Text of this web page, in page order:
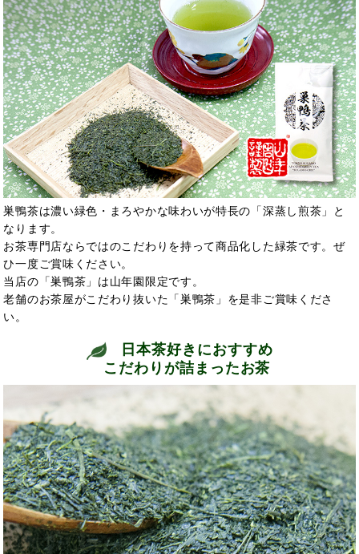
巣鴨茶は濃い緑色・まろやかな味わいが特長の「深蒸し煎茶」と
なります。
お茶専門店ならではのこだわりを持って商品化した緑茶です。ぜ
ひ一度ご賞味ください。
当店の「巣鴨茶」は山年園限定です。
老舗のお茶屋がこだわり抜いた「巣鴨茶」を是非ご賞味くださ
い。
日本茶好きにおすすめ
こだわりが詰まったお茶